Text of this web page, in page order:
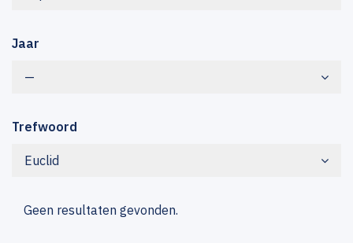
Jaar
—
Trefwoord
Euclid
Geen resultaten gevonden.